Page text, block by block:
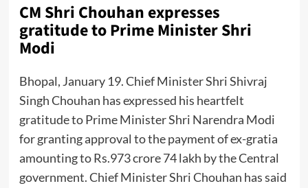
CM Shri Chouhan expresses
gratitude to Prime Minister Shri
Modi
Bhopal, January 19. Chief Minister Shri Shivraj
Singh Chouhan has expressed his heartfelt
gratitude to Prime Minister Shri Narendra Modi
for granting approval to the payment of ex-gratia
amounting to Rs.973 crore 74 lakh by the Central
government. Chief Minister Shri Chouhan has said